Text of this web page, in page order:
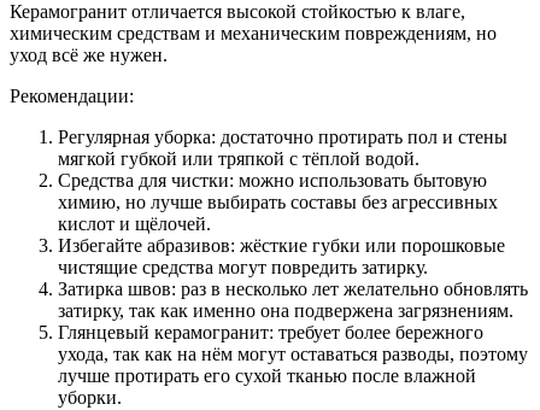
Керамогранит отличается высокой стойкостью к влаге,
химическим средствам и механическим повреждениям, но
уход всё же нужен.
Рекомендации:
Регулярная уборка: достаточно протирать пол и стены
мягкой губкой или тряпкой с тёплой водой.
Средства для чистки: можно использовать бытовую
химию, но лучше выбирать составы без агрессивных
кислот и щёлочей.
Избегайте абразивов: жёсткие губки или порошковые
чистящие средства могут повредить затирку.
Затирка швов: раз в несколько лет желательно обновлять
затирку, так как именно она подвержена загрязнениям.
Глянцевый керамогранит: требует более бережного
ухода, так как на нём могут оставаться разводы, поэтому
лучше протирать его сухой тканью после влажной
уборки.